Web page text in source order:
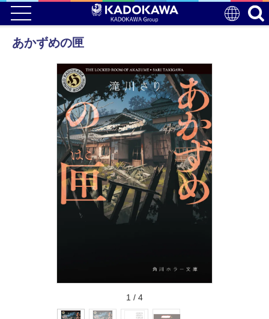
あかずめの匣
1 / 4